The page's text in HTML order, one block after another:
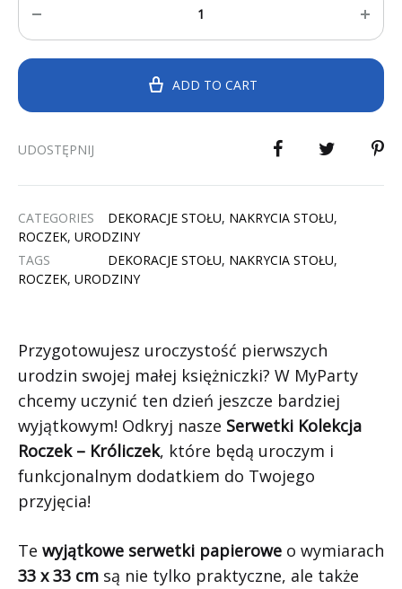
ADD TO CART
UDOSTĘPNIJ
CATEGORIES DEKORACJE STOŁU, NAKRYCIA STOŁU,
ROCZEK, URODZINY
TAGS
DEKORACJE STOŁU, NAKRYCIA STOŁU,
ROCZEK, URODZINY
Przygotowujesz uroczystość pierwszych
urodzin swojej małej księżniczki? W MyParty
chcemy uczynić ten dzień jeszcze bardziej
wyjątkowym! Odkryj nasze Serwetki Kolekcja
Roczek – Króliczek, które będą uroczym i
funkcjonalnym dodatkiem do Twojego
przyjęcia!
Te wyjątkowe serwetki papierowe o wymiarach
33 x 33 cm są nie tylko praktyczne, ale także